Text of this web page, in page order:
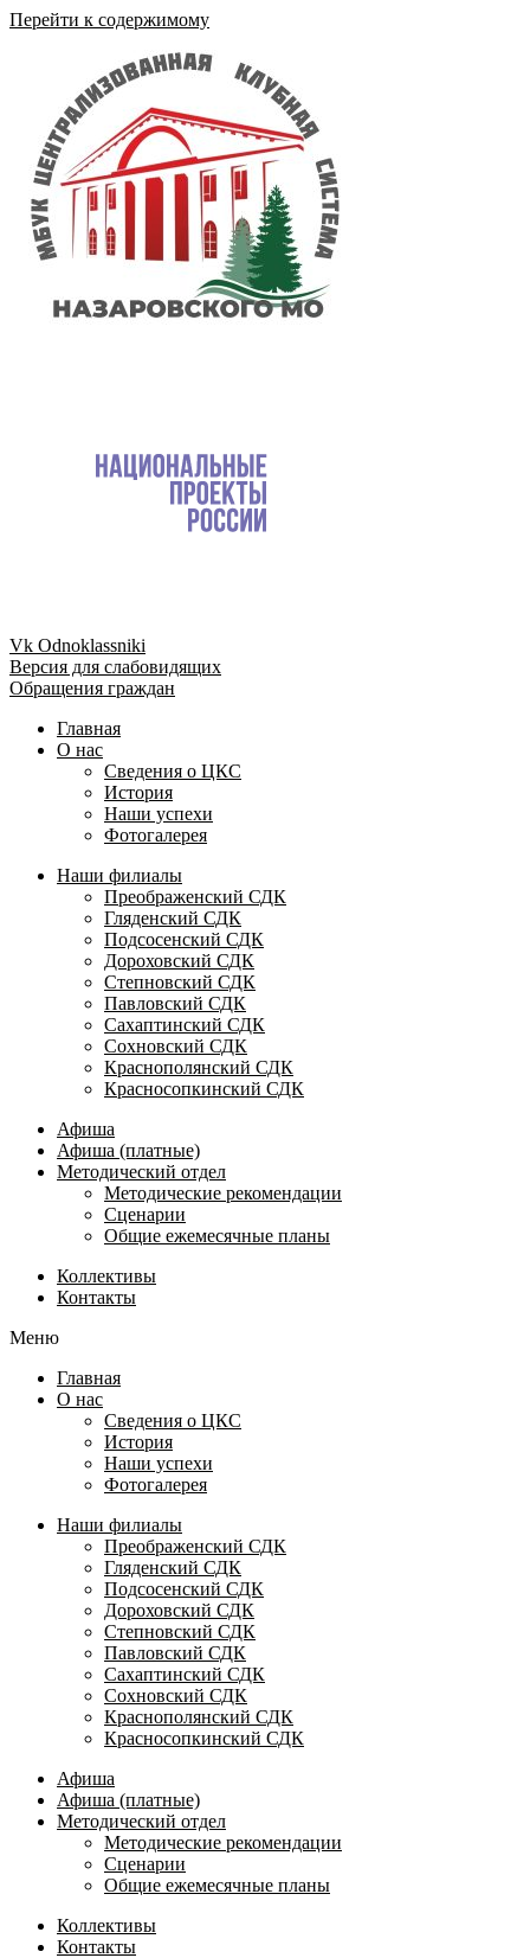
Перейти к содержимому
Vk Odnoklassniki
Версия для слабовидящих
Обращения граждан
Главная
О нас
Сведения о ЦКС
История
Наши успехи
Фотогалерея
Наши филиалы
Преображенский СДК
Гляденский СДК
Подсосенский СДК
Дороховский СДК
Степновский СДК
Павловский СДК
Сахаптинский СДК
Сохновский СДК
Краснополянский СДК
Красносопкинский СДК
Афиша
Афиша (платные)
Методический отдел
Методические рекомендации
Сценарии
Общие ежемесячные планы
Коллективы
Контакты
Меню
Главная
О нас
Сведения о ЦКС
История
Наши успехи
Фотогалерея
Наши филиалы
Преображенский СДК
Гляденский СДК
Подсосенский СДК
Дороховский СДК
Степновский СДК
Павловский СДК
Сахаптинский СДК
Сохновский СДК
Краснополянский СДК
Красносопкинский СДК
Афиша
Афиша (платные)
Методический отдел
Методические рекомендации
Сценарии
Общие ежемесячные планы
Коллективы
Контакты